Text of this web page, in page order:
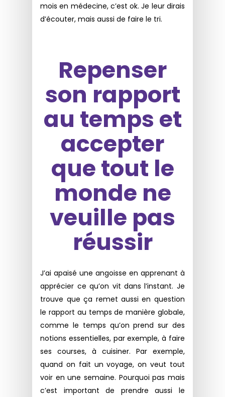
mois en médecine, c’est ok. Je leur dirais
d’écouter, mais aussi de faire le tri.
Repenser
son rapport
au temps et
accepter
que tout le
monde ne
veuille pas
réussir
J’ai apaisé une angoisse en apprenant à
apprécier ce qu’on vit dans l’instant. Je
trouve que ça remet aussi en question
le rapport au temps de manière globale,
comme le temps qu’on prend sur des
notions essentielles, par exemple, à faire
ses courses, à cuisiner. Par exemple,
quand on fait un voyage, on veut tout
voir en une semaine. Pourquoi pas mais
c’est important de prendre aussi le